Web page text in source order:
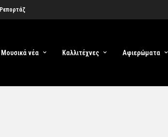
Ρεπορτάζ
Μουσικά νέα Καλλιτέχνες Αφιερώματα